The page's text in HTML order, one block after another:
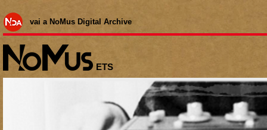
vai a NoMus Digital Archive
ETS